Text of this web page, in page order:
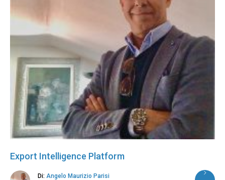
Export Intelligence Platform
Di: Angelo Maurizio Parisi